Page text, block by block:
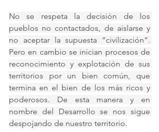
No se respeta la decisión de los
pueblos no contactados, de aislarse y
no aceptar la supuesta “civilización”.
Pero en cambio se inician procesos de
reconocimiento y explotación de sus
territorios por un bien común, que
termina en el bien de los más ricos y
poderosos. De esta manera y en
nombre del Desarrollo se nos sigue
despojando de nuestro territorio.